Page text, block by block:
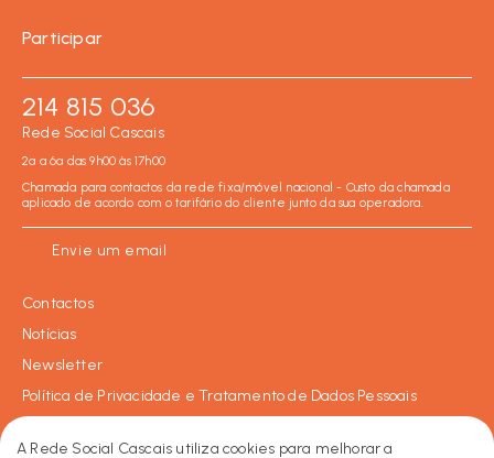
Participar
214 815 036
Rede Social Cascais
2ª a 6ª das 9h00 às 17h00
Chamada para contactos da rede fixa/móvel nacional - Custo da chamada
aplicado de acordo com o tarifário do cliente junto da sua operadora.
Envie um email
Contactos
Notícias
Newsletter
Política de Privacidade e Tratamento de Dados Pessoais
A Rede Social Cascais utiliza cookies para melhorar a